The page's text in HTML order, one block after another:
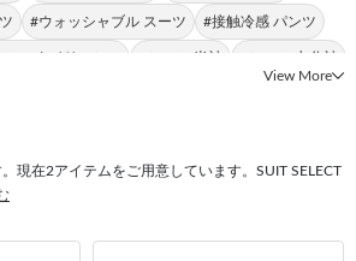
#ウォッシャブル スーツ #接触冷感 パンツ
ツ スタイリッシュ #シャツ 半袖 #シャツ 七分袖
#スーツ メンズ
View More
現在2アイテムをご用意しています。SUIT SELECT